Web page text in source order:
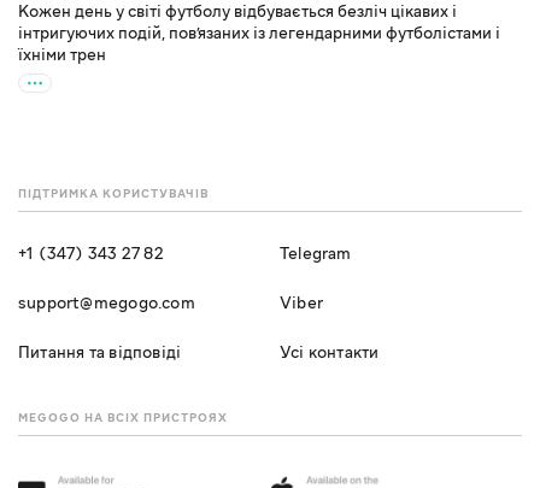
Кожен день у світі футболу відбувається безліч цікавих і
інтригуючих подій, пов’язаних із легендарними футболістами і
їхніми трен
ПІДТРИМКА КОРИСТУВАЧІВ
+1 (347) 343 27 82
support@megogo.com
Питання та відповіді
Telegram
Viber
Усі контакти
MEGOGO НА ВСІХ ПРИСТРОЯХ